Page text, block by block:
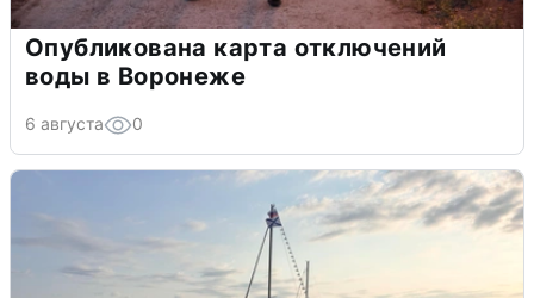
Опубликована карта отключений
воды в Воронеже
6 августа 0